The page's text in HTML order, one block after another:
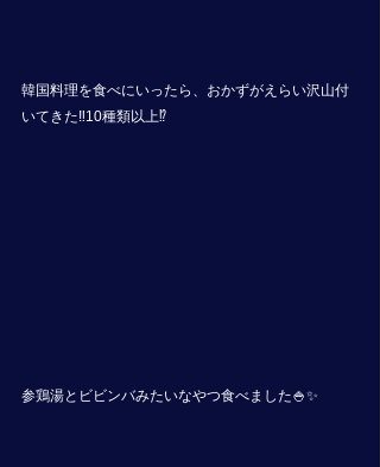
韓国料理を食べにいったら、おかずがえらい沢山付
いてきた‼️10種類以上⁉️
参鶏湯とビビンバみたいなやつ食べました🍚✨